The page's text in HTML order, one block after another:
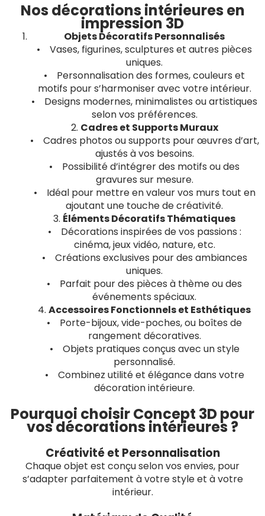
Nos décorations intérieures en
impression 3D
Objets Décoratifs Personnalisés
• Vases, figurines, sculptures et autres pièces
uniques.
• Personnalisation des formes, couleurs et
motifs pour s’harmoniser avec votre intérieur.
• Designs modernes, minimalistes ou artistiques
selon vos préférences.
2. Cadres et Supports Muraux
• Cadres photos ou supports pour œuvres d’art,
ajustés à vos besoins.
• Possibilité d’intégrer des motifs ou des
gravures sur mesure.
• Idéal pour mettre en valeur vos murs tout en
ajoutant une touche de créativité.
3. Éléments Décoratifs Thématiques
• Décorations inspirées de vos passions :
cinéma, jeux vidéo, nature, etc.
• Créations exclusives pour des ambiances
uniques.
• Parfait pour des pièces à thème ou des
événements spéciaux.
4. Accessoires Fonctionnels et Esthétiques
• Porte-bijoux, vide-poches, ou boîtes de
rangement décoratives.
• Objets pratiques conçus avec un style
personnalisé.
• Combinez utilité et élégance dans votre
décoration intérieure.
Pourquoi choisir Concept 3D pour
vos décorations intérieures ?
Créativité et Personnalisation
Chaque objet est conçu selon vos envies, pour
s’adapter parfaitement à votre style et à votre
intérieur.